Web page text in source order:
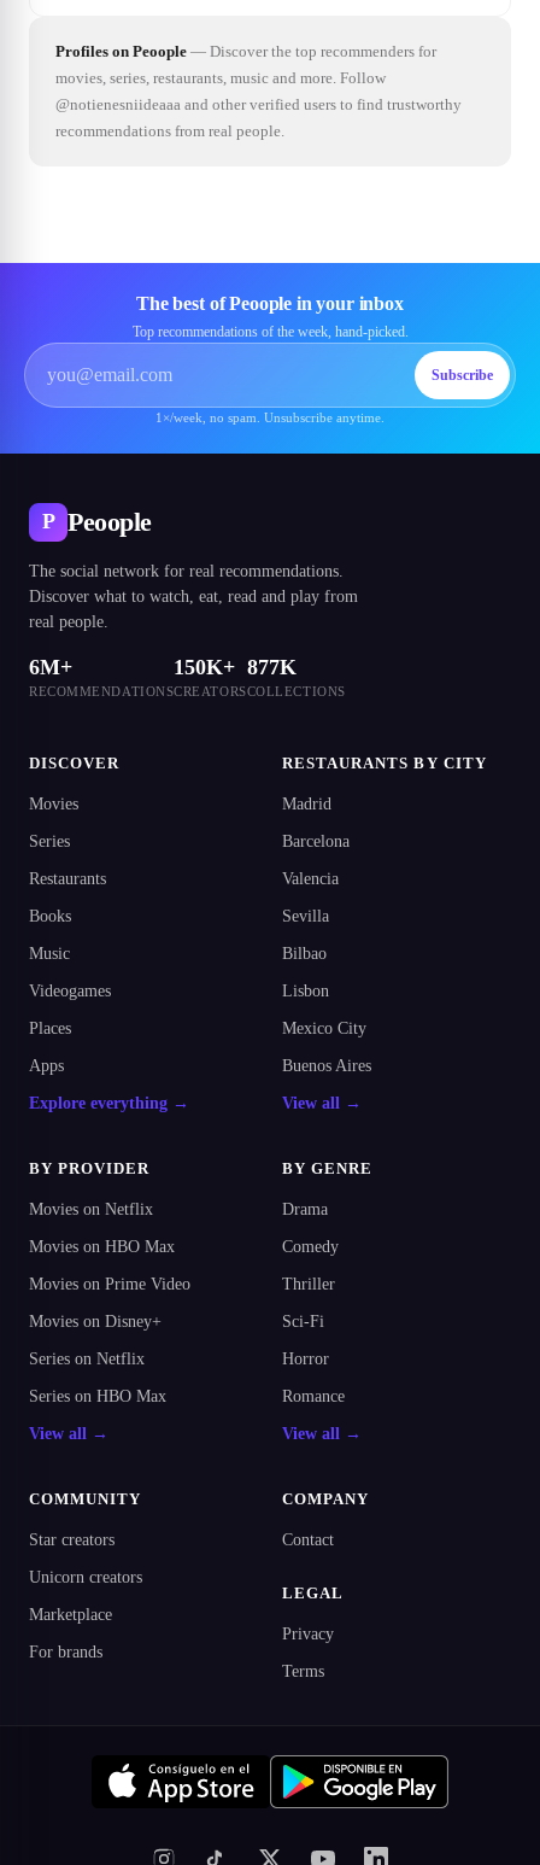
Profiles on Peoople — Discover the top recommenders for
movies, series, restaurants, music and more. Follow
@notienesniideaaa and other verified users to find trustworthy
recommendations from real people.
The best of Peoople in your inbox
Top recommendations of the week, hand-picked.
Subscribe
1×/week, no spam. Unsubscribe anytime.
P Peoople
The social network for real recommendations.
Discover what to watch, eat, read and play from
real people.
6M+
RECOMMENDATIONS
150K+
CREATORS
877K
COLLECTIONS
DISCOVER
Movies
Series
Restaurants
Books
Music
Videogames
Places
Apps
Explore everything →
RESTAURANTS BY CITY
Madrid
Barcelona
Valencia
Sevilla
Bilbao
Lisbon
Mexico City
Buenos Aires
View all →
BY PROVIDER
Movies on Netflix
Movies on HBO Max
Movies on Prime Video
Movies on Disney+
Series on Netflix
Series on HBO Max
View all →
BY GENRE
Drama
Comedy
Thriller
Sci-Fi
Horror
Romance
View all →
COMMUNITY
Star creators
Unicorn creators
Marketplace
For brands
COMPANY
Contact
LEGAL
Privacy
Terms